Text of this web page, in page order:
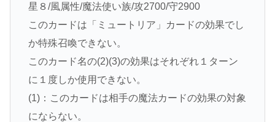
星８/風属性/魔法使い族/攻2700/守2900
このカードは「ミュートリア」カードの効果でし
か特殊召喚できない。
このカード名の(2)(3)の効果はそれぞれ１ターン
に１度しか使用できない。
(1)：このカードは相手の魔法カードの効果の対象
にならない。